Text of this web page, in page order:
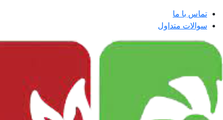
تماس با ما
سوالات متداول